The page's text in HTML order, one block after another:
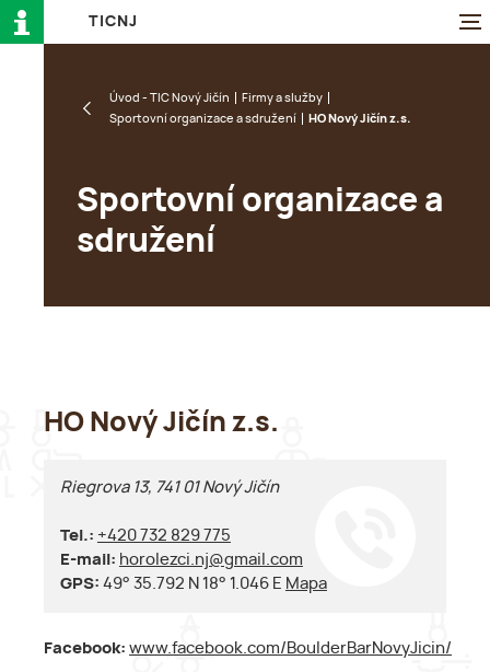
TI CN J
Úvod - TIC Nový Jičín
Firmy a služby
Sportovní organizace a sdružení
HO Nový Jičín z.s.
Sportovní organizace a
sdružení
HO Nový Jičín z.s.
Riegrova 13, 741 01 Nový Jičín
Tel.: +420 732 829 775
E-mail: horolezci.nj@gmail.com
GPS: 49° 35.792 N 18° 1.046 E Mapa
Facebook: www.facebook.com/BoulderBarNovyJicin/